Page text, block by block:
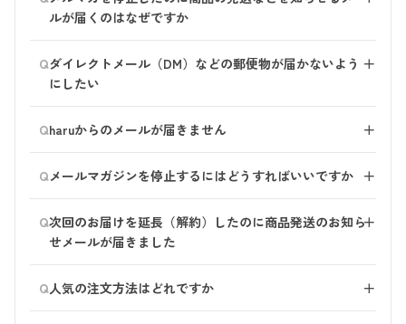
す。
「haruから届くすべてのメール不要」とお伝えいただく
ことで、メールをお送りしないようお手続きいたしま
す。
※ご注文内容の確認や出荷に関するお知らせなど、すべ
て配信を停止します。 メールマガジンのみを停止する
場合は、マイページよりお手続きください。
ルが届くのはなぜですか
確認や商品の発送をお知らせする自動配信メールはお送
りします。
こちらもご不要な場合は、恐れ入りますがharuお客様セ
ンターまでお知らせください。 「haruから届くすべての
メール不要」とお伝えいただくことで、すべてのメール
をお送りしないようお手続きいたします。
Qダイレクトメール（DM）などの郵便物が届かないよう
にしたい
＋
お問い合わせください。
Qharuからのメールが届きません
＋
の受信設定が影響している場合がございますので、下記
内容をご確認いただきますようお願いいたします。
■携帯会社のキャリアメール（docomo.ne.jp／
ezweb.ne.jp等）をご使用の場合 初期設定でメール受信
拒否の設定をされている可能性がございます。
Qメールマガジンを停止するにはどうすればいいですか ＋
す。 1.マイページにログインし【会員情報】を選択 2.ペ
ージの一番下にある『メールマガジン』で【受信しな
い】を選択 3.【保存する】を選択 ※反映までに時間が
かかるため、行き違いで１~2通メールが届く場合がござ
います。ご了承ください。
Q次回のお届けを延長（解約）したのに商品発送のお知ら
せメールが届きました
＋
合、次々回のお届け分より延長（解約）しております。
直近のお届け分もご不要な方は、haruお客様センターま
Q人気の注文方法はどれですか
＋